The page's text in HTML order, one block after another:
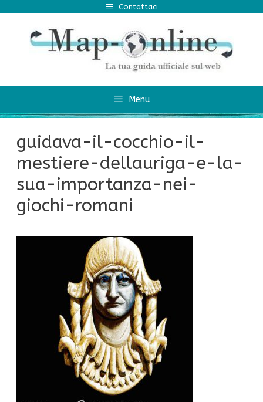
contenuto
Contattaci
Menu
guidava-il-cocchio-il-
mestiere-dellauriga-e-la-
sua-importanza-nei-
giochi-romani